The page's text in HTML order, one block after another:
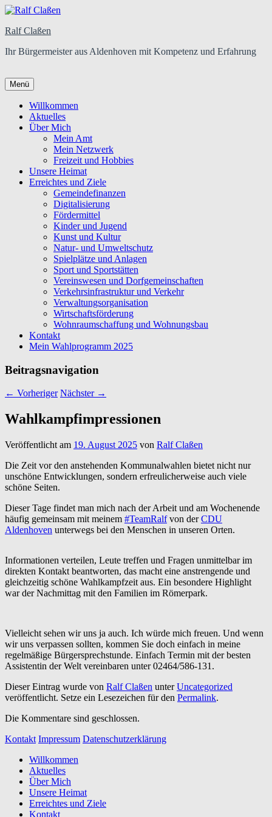
Ralf Claßen
Ihr Bürgermeister aus Aldenhoven mit Kompetenz und Erfahrung
Menü
Primäres
Menü
Willkommen
Aktuelles
Über Mich
Mein Amt
Mein Netzwerk
Freizeit und Hobbies
Unsere Heimat
Erreichtes und Ziele
Gemeindefinanzen
Digitalisierung
Fördermittel
Kinder und Jugend
Kunst und Kultur
Natur- und Umweltschutz
Spielplätze und Anlagen
Sport und Sportstätten
Vereinswesen und Dorfgemeinschaften
Verkehrsinfrastruktur und Verkehr
Verwaltungsorganisation
Wirtschaftsförderung
Wohnraumschaffung und Wohnungsbau
Kontakt
Mein Wahlprogramm 2025
Beitragsnavigation
← Vorheriger Nächster →
Wahlkampfimpressionen
Veröffentlicht am 19. August 2025 von Ralf Claßen
Die Zeit vor den anstehenden Kommunalwahlen bietet nicht nur
unschöne Entwicklungen, sondern erfreulicherweise auch viele
schöne Seiten.
Dieser Tage findet man mich nach der Arbeit und am Wochenende
häufig gemeinsam mit meinem #TeamRalfvon derCDU
Aldenhoven unterwegs bei den Menschen in unseren Orten.
Informationen verteilen, Leute treffen und Fragen unmittelbar im
direkten Kontakt beantworten, das macht eine anstrengende und
gleichzeitig schöne Wahlkampfzeit aus. Ein besondere Highlight
war der Nachmittag mit den Familien im Römerpark.
Vielleicht sehen wir uns ja auch. Ich würde mich freuen. Und wenn
wir uns verpassen sollten, kommen Sie doch einfach in meine
regelmäßige Bürgersprechstunde. Einfach Termin mit der besten
Assistentin der Welt vereinbaren unter 02464/586-131.
Dieser Eintrag wurde von Ralf Claßen unterUncategorized
veröffentlicht. Setze ein Lesezeichen für den Permalink.
Die Kommentare sind geschlossen.
Kontakt Impressum Datenschutzerklärung
Seitenfuß-
Menü
Willkommen
Aktuelles
Über Mich
Unsere Heimat
Erreichtes und Ziele
Kontakt